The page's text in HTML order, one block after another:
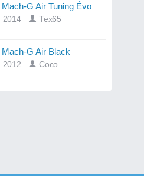
G Air Tuning Évo
2014 Tex65
G Air Black
2012 Coco